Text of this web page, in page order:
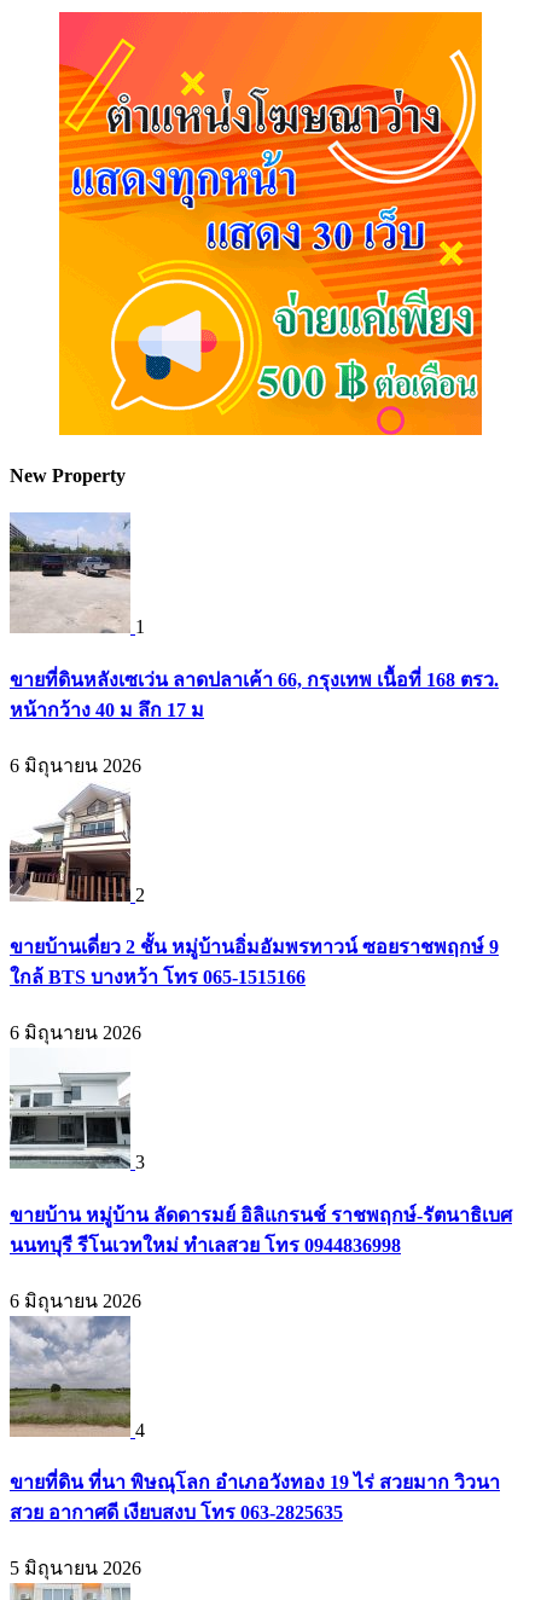
New Property
1
ขายที่ดินหลังเซเว่น ลาดปลาเค้า 66, กรุงเทพ เนื้อที่ 168 ตรว.
หน้ากว้าง 40 ม ลึก 17 ม
6 มิถุนายน 2026
2
ขายบ้านเดี่ยว 2 ชั้น หมู่บ้านอิ่มอัมพรทาวน์ ซอยราชพฤกษ์ 9
ใกล้ BTS บางหว้า โทร 065-1515166
6 มิถุนายน 2026
3
ขายบ้าน หมู่บ้าน ลัดดารมย์ อิลิแกรนช์ ราชพฤกษ์-รัตนาธิเบศ
นนทบุรี รีโนเวทใหม่ ทำเลสวย โทร 0944836998
6 มิถุนายน 2026
4
ขายที่ดิน ที่นา พิษณุโลก อำเภอวังทอง 19 ไร่ สวยมาก วิวนา
สวย อากาศดี เงียบสงบ โทร 063-2825635
5 มิถุนายน 2026